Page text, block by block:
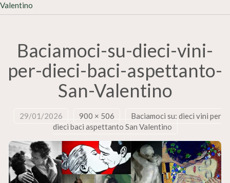
Valentino
Baciamoci-su-dieci-vini-
per-dieci-baci-aspettanto-
San-Valentino
29/01/2026 900 × 506
Baciamoci su: dieci vini per
dieci baci aspettanto San Valentino